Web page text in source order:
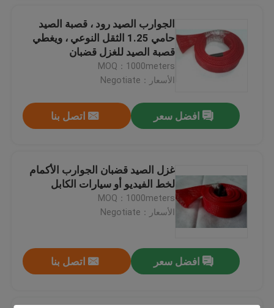
الذاتي التفاف التغطيه
أنابيب مرنة من السيليكون
سيليكون المطاط الفيبرجلاس التغطيه
كيتي Boinks
Boinks Fidget Toys
الجوارب الصيد رود ، قصبة الصيد
حامي 1.25 الثقل النوعي ، ويغطي
قصبة الصيد للغزل قضبان
MOQ：1000meters
الأسعار：Negotiate
افضل سعر اتصل بنا
غزل الصيد قضبان الجوارب الأكمام
لخط الفيديو أو سيارات الكابل
MOQ：1000meters
الأسعار：Negotiate
افضل سعر اتصل بنا